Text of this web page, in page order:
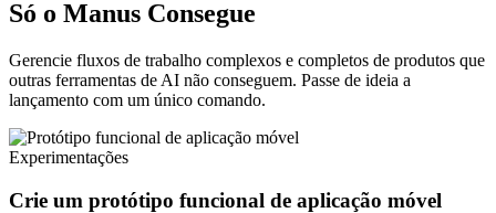
Só o Manus Consegue
Gerencie fluxos de trabalho complexos e completos de produtos que
outras ferramentas de AI não conseguem. Passe de ideia a
lançamento com um único comando.
Experimentações
Crie um protótipo funcional de aplicação móvel